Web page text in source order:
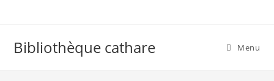
Bibliothèque cathare Menu